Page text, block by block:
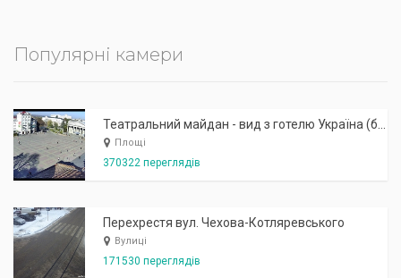
Популярні камери
Площі
370322 переглядів
Перехрестя вул. Чехова-Котляревського
Вулиці
171530 переглядів